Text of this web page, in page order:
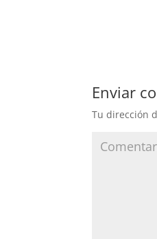
Enviar
Tu dirección